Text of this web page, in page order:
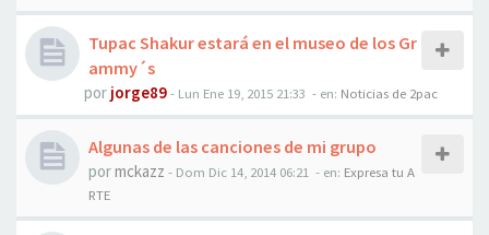
Tupac Shakur estará en el museo de los Gr
ammy´s
por jorge89- Lun Ene 19, 2015 21:33 - en: Noticias de 2pac
Algunas de las canciones de mi grupo
pormckazz - Dom Dic 14, 2014 06:21 - en: Expresa tu A
RTE